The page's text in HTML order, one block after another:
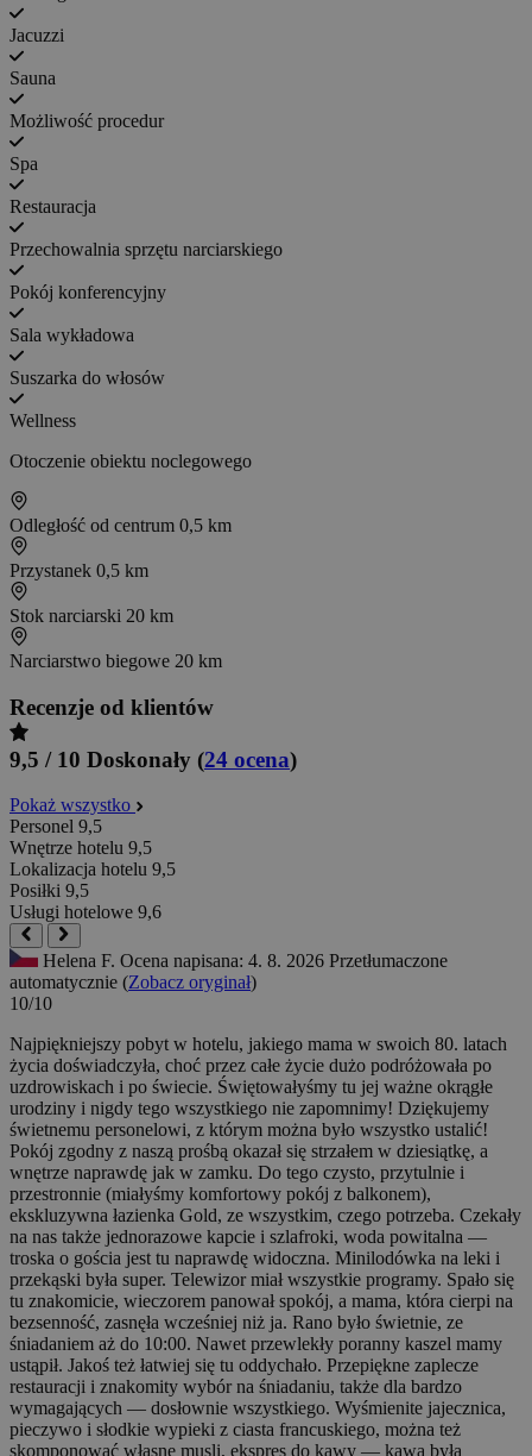
Jacuzzi
Sauna
Możliwość procedur
Spa
Restauracja
Przechowalnia sprzętu narciarskiego
Pokój konferencyjny
Sala wykładowa
Suszarka do włosów
Wellness
Otoczenie obiektu noclegowego
Odległość od centrum 0,5 km
Przystanek 0,5 km
Stok narciarski 20 km
Narciarstwo biegowe 20 km
Recenzje od klientów
9,5 / 10 Doskonały (24 ocena)
Pokaż wszystko
Personel 9,5
Wnętrze hotelu 9,5
Lokalizacja hotelu 9,5
Posiłki 9,5
Usługi hotelowe 9,6
Helena F. Ocena napisana: 4. 8. 2026 Przetłumaczone
automatycznie (Zobacz oryginał)
10/10
Najpiękniejszy pobyt w hotelu, jakiego mama w swoich 80. latach
życia doświadczyła, choć przez całe życie dużo podróżowała po
uzdrowiskach i po świecie. Świętowałyśmy tu jej ważne okrągłe
urodziny i nigdy tego wszystkiego nie zapomnimy! Dziękujemy
świetnemu personelowi, z którym można było wszystko ustalić!
Pokój zgodny z naszą prośbą okazał się strzałem w dziesiątkę, a
wnętrze naprawdę jak w zamku. Do tego czysto, przytulnie i
przestronnie (miałyśmy komfortowy pokój z balkonem),
ekskluzywna łazienka Gold, ze wszystkim, czego potrzeba. Czekały
na nas także jednorazowe kapcie i szlafroki, woda powitalna —
troska o gościa jest tu naprawdę widoczna. Minilodówka na leki i
przekąski była super. Telewizor miał wszystkie programy. Spało się
tu znakomicie, wieczorem panował spokój, a mama, która cierpi na
bezsenność, zasnęła wcześniej niż ja. Rano było świetnie, ze
śniadaniem aż do 10:00. Nawet przewlekły poranny kaszel mamy
ustąpił. Jakoś też łatwiej się tu oddychało. Przepiękne zaplecze
restauracji i znakomity wybór na śniadaniu, także dla bardzo
wymagających — dosłownie wszystkiego. Wyśmienite jajecznica,
pieczywo i słodkie wypieki z ciasta francuskiego, można też
skomponować własne musli, ekspres do kawy — kawa była